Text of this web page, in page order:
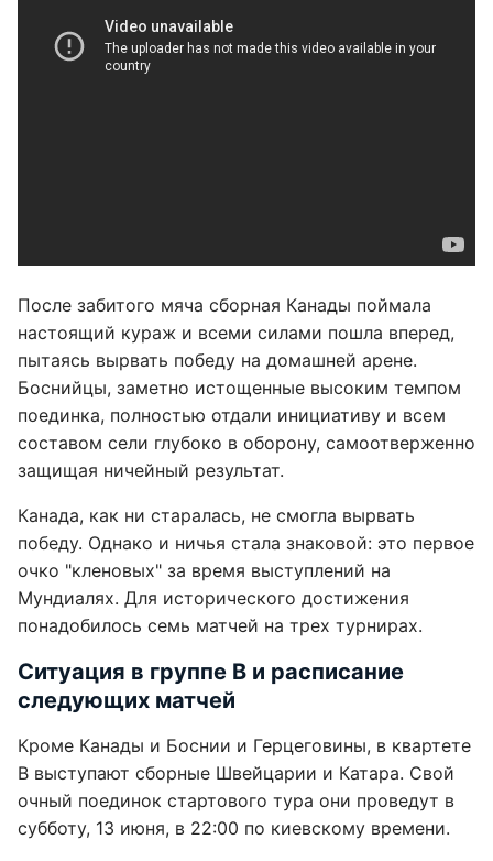
После забитого мяча сборная Канады поймала
настоящий кураж и всеми силами пошла вперед,
пытаясь вырвать победу на домашней арене.
Боснийцы, заметно истощенные высоким темпом
поединка, полностью отдали инициативу и всем
составом сели глубоко в оборону, самоотверженно
защищая ничейный результат.
Канада, как ни старалась, не смогла вырвать
победу. Однако и ничья стала знаковой: это первое
очко "кленовых" за время выступлений на
Мундиалях. Для исторического достижения
понадобилось семь матчей на трех турнирах.
Ситуация в группе B и расписание
следующих матчей
Кроме Канады и Боснии и Герцеговины, в квартете
B выступают сборные Швейцарии и Катара. Свой
очный поединок стартового тура они проведут в
субботу, 13 июня, в 22:00 по киевскому времени.